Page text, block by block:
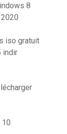
8
iso gratuit
indir
10